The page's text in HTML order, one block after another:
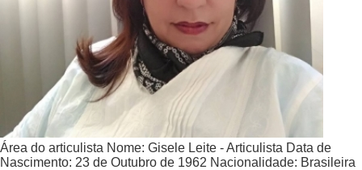
Área do articulista Nome: Gisele Leite - Articulista Data de
Nascimento: 23 de Outubro de 1962 Nacionalidade: Brasileira